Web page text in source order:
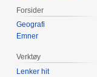
Forsider
Geografi
Emner
Verktøy
Lenker hit